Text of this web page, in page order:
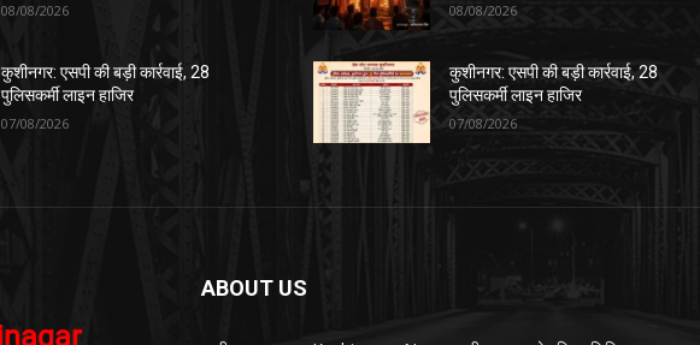
08/08/2026
कुशीनगर: एसपी की बड़ी कार्रवाई, 28
पुलिसकर्मी लाइन हाजिर
07/08/2026
08/08/2026
कुशीनगर: एसपी की बड़ी कार्रवाई, 28
पुलिसकर्मी लाइन हाजिर
07/08/2026
ABOUT US